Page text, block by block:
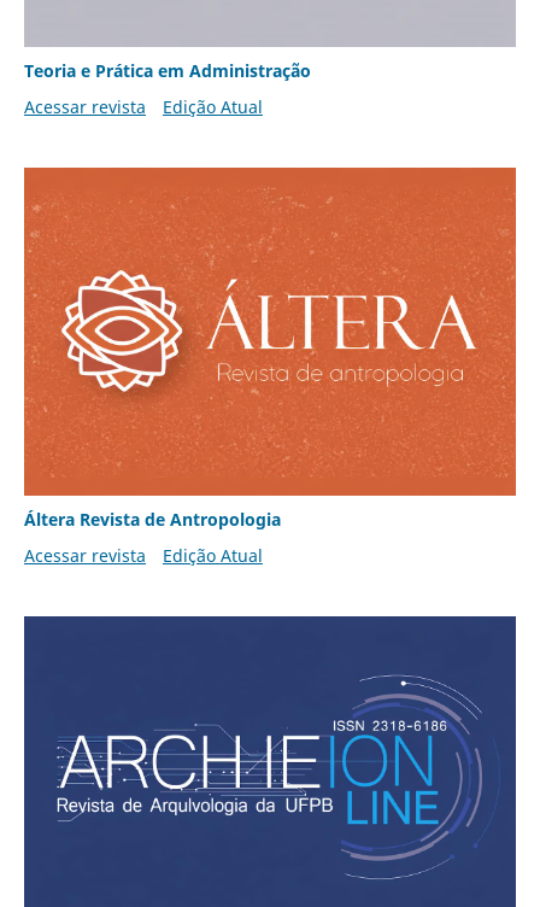
Teoria e Prática em Administração
Acessar revista
Edição Atual
Áltera Revista de Antropologia
Acessar revista
Edição Atual